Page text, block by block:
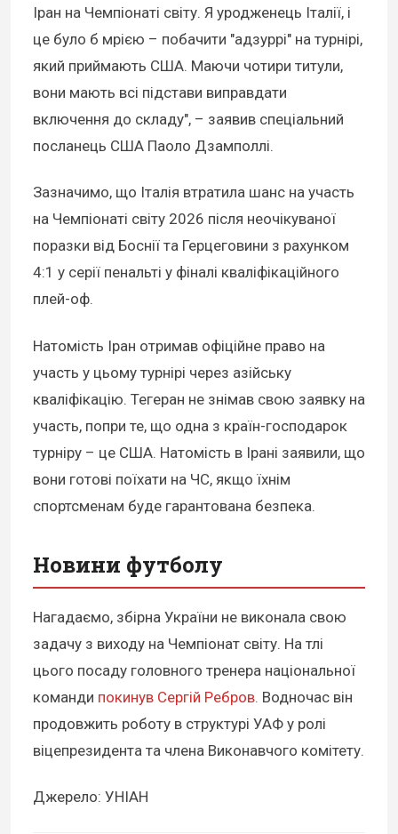
Іран на Чемпіонаті світу. Я уродженець Італії, і
це було б мрією – побачити "адзуррі" на турнірі,
який приймають США. Маючи чотири титули,
вони мають всі підстави виправдати
включення до складу", – заявив спеціальний
посланець США Паоло Дзамполлі.
Зазначимо, що Італія втратила шанс на участь
на Чемпіонаті світу 2026 після неочікуваної
поразки від Боснії та Герцеговини з рахунком
4:1 у серії пенальті у фіналі кваліфікаційного
плей-оф.
Натомість Іран отримав офіційне право на
участь у цьому турнірі через азійську
кваліфікацію. Тегеран не знімав свою заявку на
участь, попри те, що одна з країн-господарок
турніру – це США. Натомість в Ірані заявили, що
вони готові поїхати на ЧС, якщо їхнім
спортсменам буде гарантована безпека.
Новини футболу
Нагадаємо, збірна України не виконала свою
задачу з виходу на Чемпіонат світу. На тлі
цього посаду головного тренера національної
команди покинув Сергій Ребров. Водночас він
продовжить роботу в структурі УАФ у ролі
віцепрезидента та члена Виконавчого комітету.
Джерело: УНІАН